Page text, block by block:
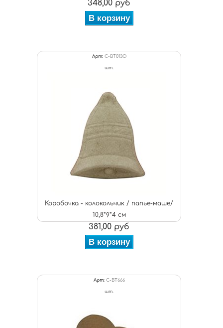
348,00 руб
В корзину
Арт: C-BT013O
шт.
Коробочка - колокольчик / папье-маше/
10,8*9*4 см
381,00 руб
В корзину
Арт: C-BT666
шт.